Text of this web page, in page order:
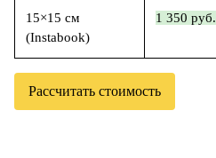
15×15 см
(Instabook)
1 350 руб.
Рассчитать стоимость